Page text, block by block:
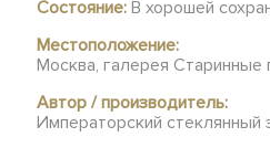
Состояние: В хорошей
Местоположение:
Москва, галерея Старинные
Автор / производитель:
Императорский стеклянный